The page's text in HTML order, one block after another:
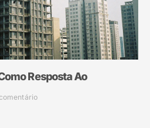
Resposta Ao